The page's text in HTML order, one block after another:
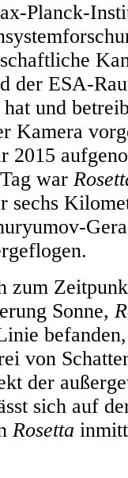
Planck-
der ESA-
hat und
Kamera
2015
war
sechs
zum
Sonne,
von
der
sich auf
Rosetta